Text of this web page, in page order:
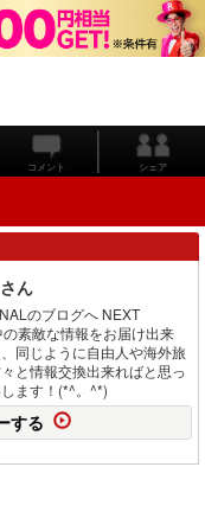
コメント シェア
ん
のブログへ NEXT
素敵な情報をお届け出来
同じように自由人や海外旅
と情報交換出来ればと思っ
ます！(*^。^*)
する